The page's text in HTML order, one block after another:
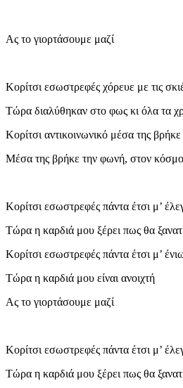
Ας το γιορτάσουμε μαζί
Κορίτσι εσωστρεφές χόρευε με τις
Τώρα διαλύθηκαν στο φως κι όλα τα
Κορίτσι αντικοινωνικό μέσα της
Μέσα της βρήκε την φωνή, στον
Κορίτσι εσωστρεφές πάντα έτσι μ’
Τώρα η καρδιά μου ξέρει πως θα
Κορίτσι εσωστρεφές πάντα έτσι μ’
Τώρα η καρδιά μου είναι ανοιχτή
Ας το γιορτάσουμε μαζί
Κορίτσι εσωστρεφές πάντα έτσι μ’
Τώρα η καρδιά μου ξέρει πως θα